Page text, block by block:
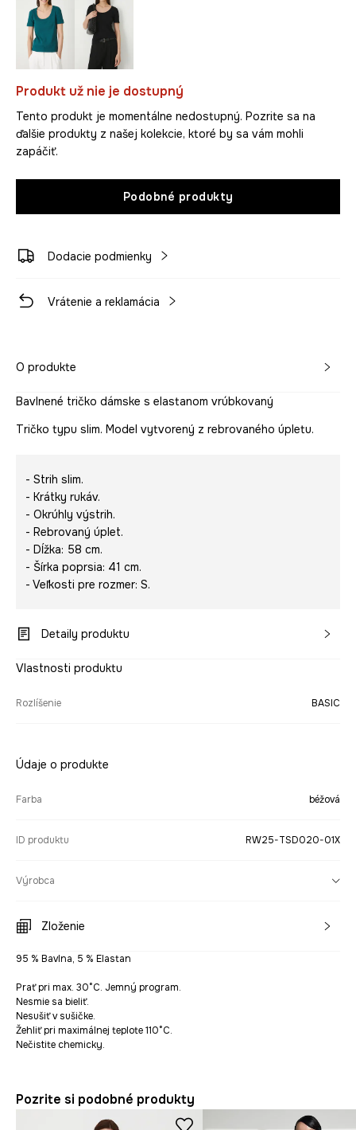
Produkt už nie je dostupný
Tento produkt je momentálne nedostupný. Pozrite sa na
ďalšie produkty z našej kolekcie, ktoré by sa vám mohli
zapáčiť.
Podobné produkty
Dodacie podmienky
Vrátenie a reklamácia
O produkte
Bavlnené tričko dámske s elastanom vrúbkovaný
Tričko typu slim. Model vytvorený z rebrovaného úpletu.
- Strih slim.
- Krátky rukáv.
- Okrúhly výstrih.
- Rebrovaný úplet.
- Dĺžka: 58 cm.
- Šírka poprsia: 41 cm.
- Veľkosti pre rozmer: S.
Detaily produktu
Vlastnosti produktu
Rozlíšenie BASIC
Údaje o produkte
Farba béžová
ID produktu RW25-TSD020-01X
Výrobca
Zloženie
95 % Bavlna, 5 % Elastan
Prať pri max. 30°C. Jemný program.
Nesmie sa bieliť.
Nesušiť v sušičke.
Žehliť pri maximálnej teplote 110°C.
Nečistite chemicky.
Pozrite si podobné produkty